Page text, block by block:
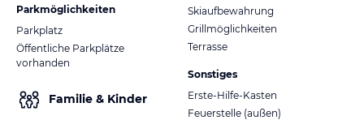
Parkmöglichkeiten
Parkplatz
Öffentliche Parkplätze
vorhanden
Familie & Kinder
Skiaufbewahrung
Grillmöglichkeiten
Terrasse
Sonstiges
Erste-Hilfe-Kasten
Feuerstelle (außen)